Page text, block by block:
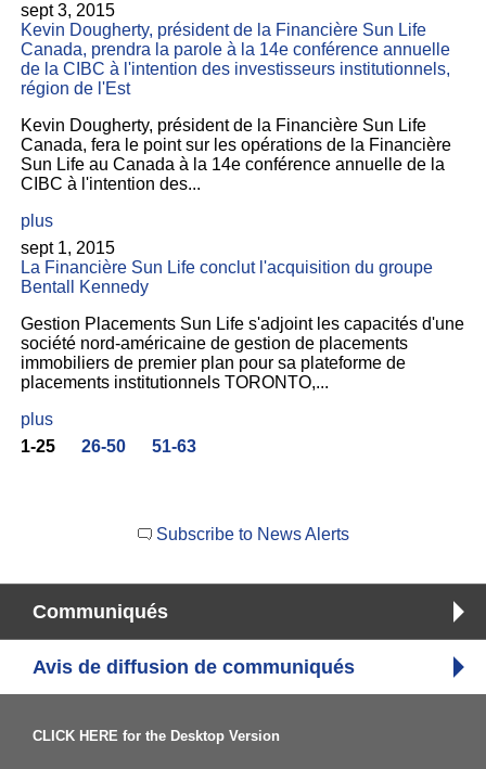
sept 3, 2015
Kevin Dougherty, président de la Financière Sun Life
Canada, prendra la parole à la 14e conférence annuelle
de la CIBC à l'intention des investisseurs institutionnels,
région de l'Est
Kevin Dougherty, président de la Financière Sun Life
Canada, fera le point sur les opérations de la Financière
Sun Life au Canada à la 14e conférence annuelle de la
CIBC à l'intention des...
plus
sept 1, 2015
La Financière Sun Life conclut l'acquisition du groupe
Bentall Kennedy
Gestion Placements Sun Life s'adjoint les capacités d'une
société nord-américaine de gestion de placements
immobiliers de premier plan pour sa plateforme de
placements institutionnels TORONTO,...
plus
1-25 26-50 51-63
Subscribe to News Alerts
Communiqués
Avis de diffusion de communiqués
CLICK HERE for the Desktop Version